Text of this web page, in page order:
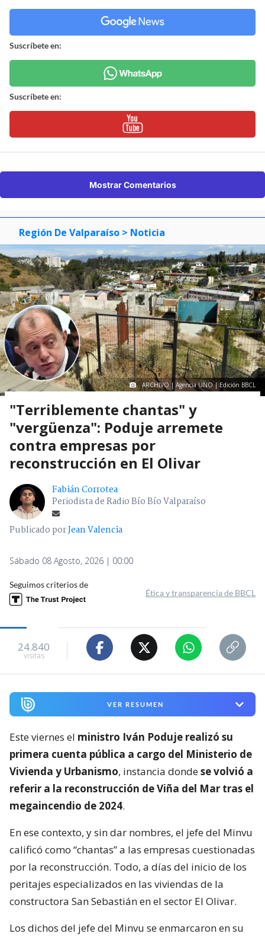
Suscríbete en:
Suscríbete en:
Mostrar Comentarios
Región De Valparaíso > Noticia
ARCHIVO | Agencia UNO | Edición BBCL
"Terriblemente chantas" y
"vergüenza": Poduje arremete
contra empresas por
reconstrucción en El Olivar
Fabián Corrotea
Periodista de Radio Bío Bío Valparaíso
Publicado porJean Valencia
Sábado 08 Agosto, 2026 | 00:00
Seguimos criterios de
Ética y transparencia de BBCL
24.840
visitas
VER RESUMEN
Este viernes el ministro Iván Poduje realizó su
primera cuenta pública a cargo del Ministerio de
Vivienda y Urbanismo, instancia dondese volvió a
referir a la reconstrucción de Viña del Mar tras el
megaincendio de 2024.
En ese contexto, y sin dar nombres, el jefe del Minvu
calificó como “chantas” a las empresas cuestionadas
por la reconstrucción. Todo, a días del inicio de los
peritajes especializados en las viviendas de la
constructora San Sebastián en el sector El Olivar.
Los dichos del jefe del Minvu se enmarcaron en su